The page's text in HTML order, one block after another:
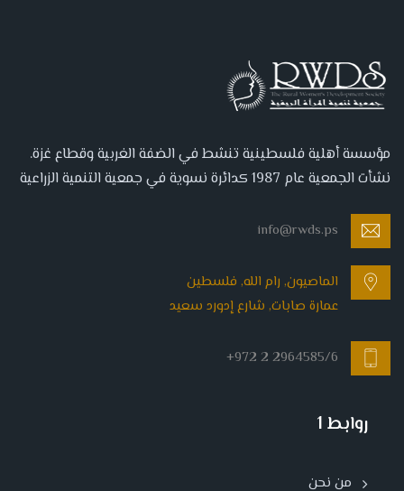
مؤسسة أهلية فلسطينية تنشط في الضفة الغربية وقطاع غزة.
نشأت الجمعية عام 1987 كدائرة نسوية في جمعية التنمية الزراعية
info@rwds.ps
الماصيون, رام الله, فلسطين
عمارة صابات, شارع إدورد سعيد
+972 2 2964585/6
روابط 1
من نحن